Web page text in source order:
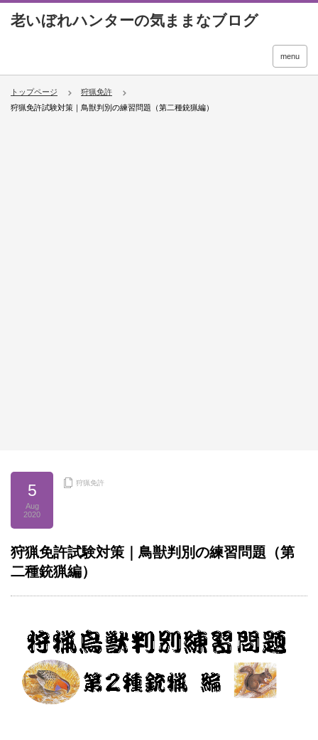
menu
トップページ
狩猟免許
狩猟免許試験対策｜鳥獣判別の練習問題（第二種銃猟編）
5
Aug
2020
狩猟免許
狩猟免許試験対策｜鳥獣判別の練習問題（第
二種銃猟編）